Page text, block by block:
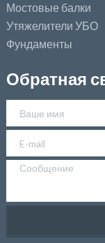
Мостовые балки
Утяжелители УБО
Фундаменты
Обратная